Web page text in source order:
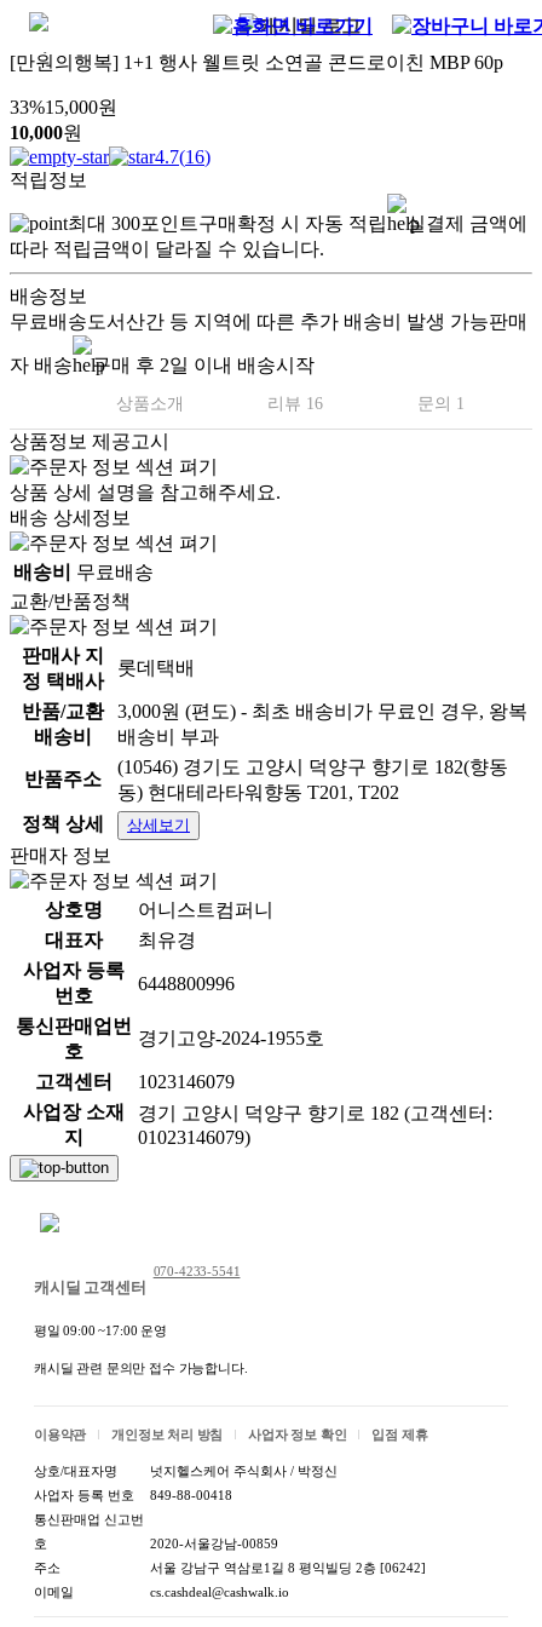
[만원의행복] 1+1 행사 웰트릿 소연골 콘드로이친 MBP 60p
33%15,000원
10,000원
4.7(16)
적립정보
최대 300포인트구매확정 시 자동 적립
실결제 금액에
따라 적립금액이 달라질 수 있습니다.
배송정보
무료배송도서산간 등 지역에 따른 추가 배송비 발생 가능판매
자 배송 구매 후 2일 이내 배송시작
상품소개 리뷰 16 문의 1
상품정보 제공고시
상품 상세 설명을 참고해주세요.
배송 상세정보
배송비
무료배송
교환/반품정책
판매사 지
정 택배사
롯데택배
반품/교환
배송비
3,000원 (편도) - 최초 배송비가 무료인 경우, 왕복
배송비 부과
반품주소
(10546) 경기도 고양시 덕양구 향기로 182(향동
동) 현대테라타워향동 T201, T202
정책 상세
상세보기
판매자 정보
상호명
어니스트컴퍼니
대표자
최유경
사업자 등록
번호
6448800996
통신판매업번
호
경기고양-2024-1955호
고객센터
1023146079
사업장 소재
지
경기 고양시 덕양구 향기로 182 (고객센터:
01023146079)
캐시딜 고객센터
070-4233-5541
평일 09:00 ~17:00 운영
캐시딜 관련 문의만 접수 가능합니다.
이용약관 개인정보 처리 방침 사업자 정보 확인 입점 제휴
상호/대표자명
넛지헬스케어 주식회사 / 박정신
사업자 등록 번호
849-88-00418
통신판매업 신고번
호
2020-서울강남-00859
주소
서울 강남구 역삼로1길 8 평익빌딩 2층 [06242]
이메일
cs.cashdeal@cashwalk.io